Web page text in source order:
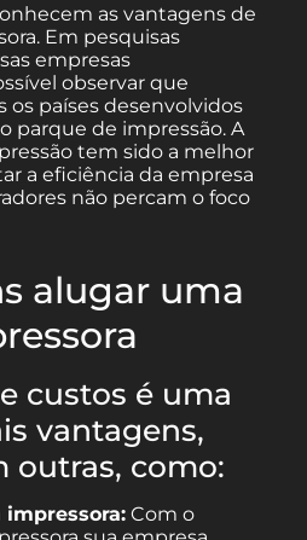
as vantagens de
Em pesquisas
empresas
observar que
países desenvolvidos
parque de impressão. A
tem sido a melhor
a eficiência da empresa
não percam o foco
alugar uma
custos é uma
vantagens,
outras, como:
impressora: Com o